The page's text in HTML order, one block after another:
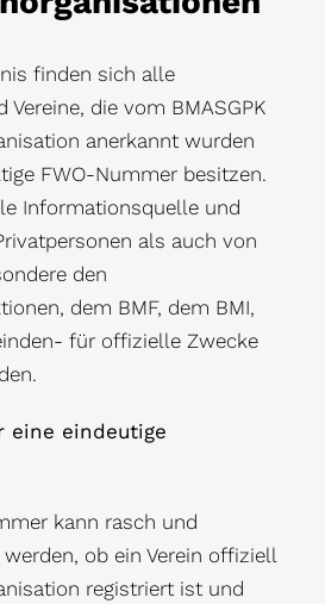
finden sich alle
Vereine, die vom BMASGPK
anerkannt wurden
FWO-Nummer besitzen.
Informationsquelle und
als auch von
den
dem BMF, dem BMI,
für offizielle Zwecke
eine eindeutige
kann rasch und
ob ein Verein offiziell
registriert ist und